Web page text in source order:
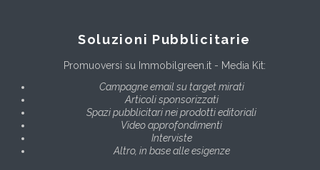
Soluzioni Pubblicitarie
Promuoversi su Immobilgreen.it - Media Kit:
Campagne email su target mirati
Articoli sponsorizzati
Spazi pubblicitari nei prodotti editoriali
Video approfondimenti
Interviste
Altro, in base alle esigenze